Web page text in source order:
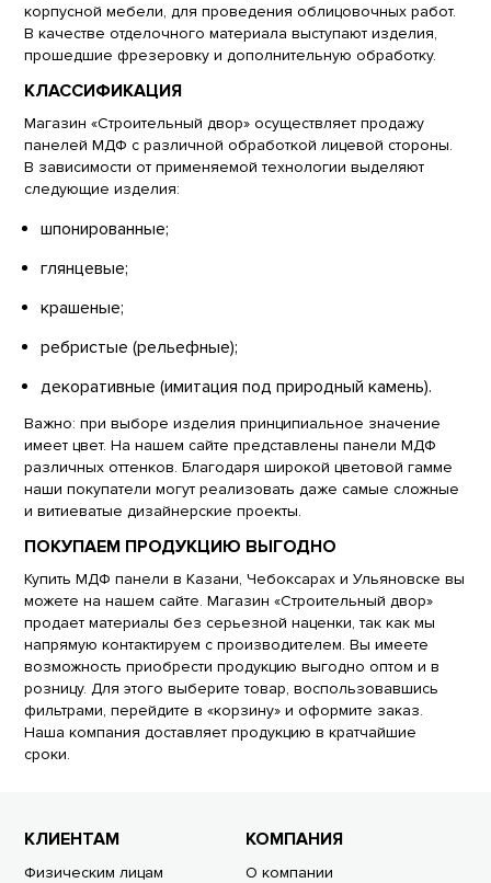
корпусной мебели, для проведения облицовочных работ.
В качестве отделочного материала выступают изделия,
прошедшие фрезеровку и дополнительную обработку.
КЛАССИФИКАЦИЯ
Магазин «Строительный двор» осуществляет продажу
панелей МДФ с различной обработкой лицевой стороны.
В зависимости от применяемой технологии выделяют
следующие изделия:
шпонированные;
глянцевые;
крашеные;
ребристые (рельефные);
декоративные (имитация под природный камень).
Важно: при выборе изделия принципиальное значение
имеет цвет. На нашем сайте представлены панели МДФ
различных оттенков. Благодаря широкой цветовой гамме
наши покупатели могут реализовать даже самые сложные
и витиеватые дизайнерские проекты.
ПОКУПАЕМ ПРОДУКЦИЮ ВЫГОДНО
Купить МДФ панели в Казани, Чебоксарах и Ульяновске вы
можете на нашем сайте. Магазин «Строительный двор»
продает материалы без серьезной наценки, так как мы
напрямую контактируем с производителем. Вы имеете
возможность приобрести продукцию выгодно оптом и в
розницу. Для этого выберите товар, воспользовавшись
фильтрами, перейдите в «корзину» и оформите заказ.
Наша компания доставляет продукцию в кратчайшие
сроки.
КЛИЕНТАМ
Физическим лицам
КОМПАНИЯ
О компании